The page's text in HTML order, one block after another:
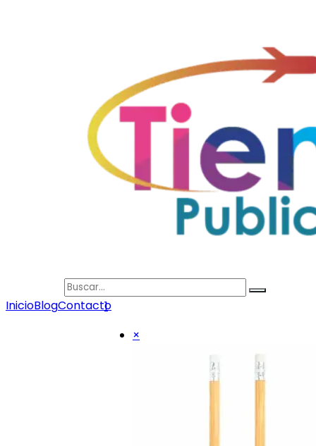
Search
InicioBlogContacto
1
×